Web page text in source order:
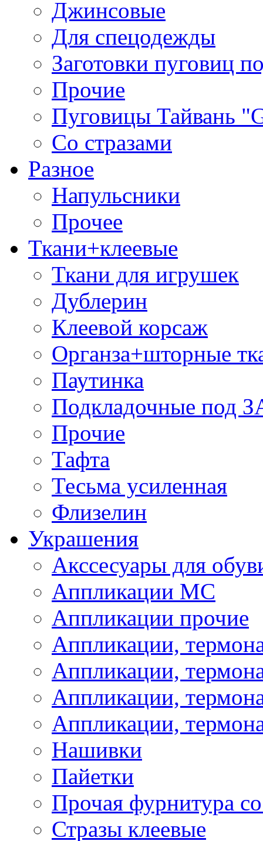
Джинсовые
Для спецодежды
Заготовки пуговиц
Прочие
Пуговицы Тайвань
Со стразами
Разное
Напульсники
Прочее
Ткани+клеевые
Ткани для игрушек
Дублерин
Клеевой корсаж
Органза+шторные
Паутинка
Подкладочные под
Прочие
Тафта
Тесьма усиленная
Флизелин
Украшения
Акссесуары для
Аппликации МС
Аппликации прочие
Аппликации,
Аппликации,
Аппликации,
Аппликации,
Нашивки
Пайетки
Прочая фурнитура
Стразы клеевые